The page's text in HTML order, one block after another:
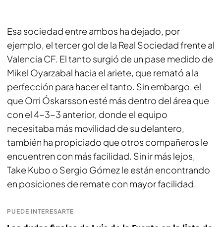
Esa sociedad entre ambos ha dejado, por
ejemplo, el tercer gol de la Real Sociedad frente al
Valencia CF. El tanto surgió de un pase medido de
Mikel Oyarzabal hacia el ariete, que remató a la
perfección para hacer el tanto. Sin embargo, el
que Orri Óskarsson esté más dentro del área que
con el 4-3-3 anterior, donde el equipo
necesitaba más movilidad de su delantero,
también ha propiciado que otros compañeros le
encuentren con más facilidad. Sin ir más lejos,
Take Kubo o Sergio Gómez le están encontrando
en posiciones de remate con mayor facilidad.
PUEDE INTERESARTE